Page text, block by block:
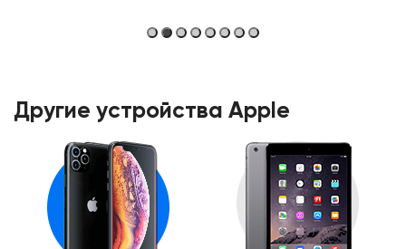
Другие устройства Apple